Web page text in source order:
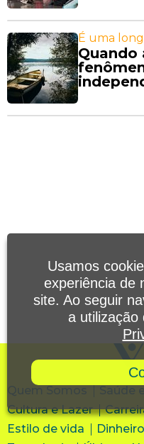
É uma
Quando
Quem Somos
Saúde
Cultura e Lazer
Estilo de vida
Dinheiro
Usamos
experiência de
site. Ao seguir
a utilização